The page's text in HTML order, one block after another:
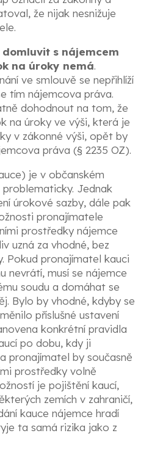
že nijak nesnižuje
domluvit s nájemcem
na úroky nemá.
ve smlouvě se nepřihlíží
tím nájemcova práva.
dohodnout na tom, že
na úroky ve výši, která je
v zákonné výši, opět by
práva (§ 2235 OZ).
je v občanském
problematicky. Jednak
úrokové sazby, dále pak
pronajímatele
prostředky nájemce
uzná za vhodné, bez
Pokud pronajímatel kauci
nevrátí, musí se nájemce
soudu a domáhat se
Bylo by vhodné, kdyby se
příslušné ustavení
konkrétní pravidla
po dobu, kdy ji
pronajímatel by současně
prostředky volně
je pojištění kaucí,
zemích v zahraničí,
kauce nájemce hradí
ta samá rizika jako z